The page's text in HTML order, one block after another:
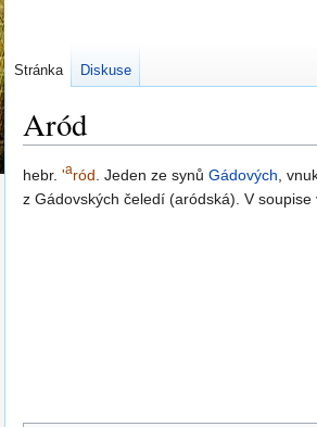
Aród
Skočit
na
Skočit
na
hebr. 'aród. Jeden ze synů Gádových,
z Gádovských čeledí (aródská). V
Stránka Diskuse